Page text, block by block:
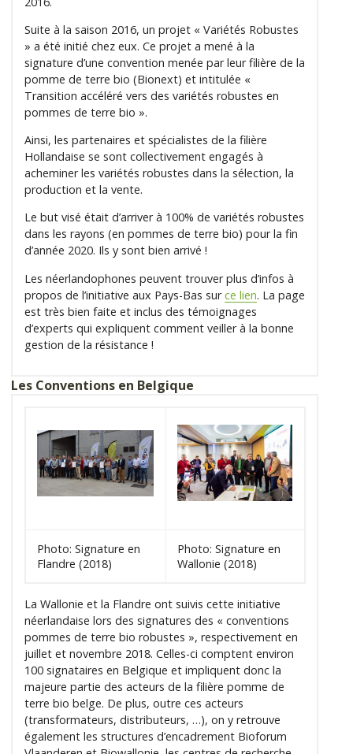
Suite à la saison 2016, un projet « Variétés Robustes
» a été initié chez eux. Ce projet a mené à la
signature d’une convention menée par leur filière de la
pomme de terre bio (Bionext) et intitulée «
Transition accéléré vers des variétés robustes en
pommes de terre bio ».
Ainsi, les partenaires et spécialistes de la filière
Hollandaise se sont collectivement engagés à
acheminer les variétés robustes dans la sélection, la
production et la vente.
Le but visé était d’arriver à 100% de variétés robustes
dans les rayons (en pommes de terre bio) pour la fin
d’année 2020. Ils y sont bien arrivé !
Les néerlandophones peuvent trouver plus d’infos à
propos de l’initiative aux Pays-Bas surce lien. La page
est très bien faite et inclus des témoignages
d’experts qui expliquent comment veiller à la bonne
gestion de la résistance !
Les Conventions en Belgique
Photo: Signature en
Flandre (2018)
Photo: Signature en
Wallonie (2018)
La Wallonie et la Flandre ont suivis cette initiative
néerlandaise lors des signatures des « conventions
pommes de terre bio robustes », respectivement en
juillet et novembre 2018. Celles-ci comptent environ
100 signataires en Belgique et impliquent donc la
majeure partie des acteurs de la filière pomme de
terre bio belge. De plus, outre ces acteurs
(transformateurs, distributeurs, …), on y retrouve
également les structures d’encadrement Bioforum